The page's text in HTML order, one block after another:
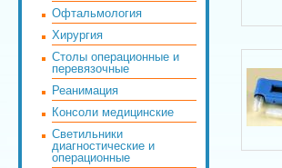
Офтальмология
Хирургия
Столы операционные и
перевязочные
Реанимация
Консоли медицинские
Светильники
диагностические и
операционные